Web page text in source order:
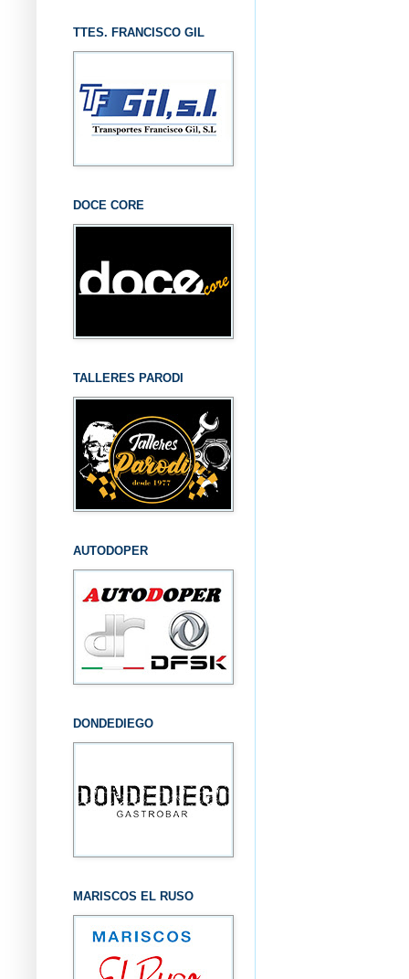
TTES. FRANCISCO GIL
DOCE CORE
TALLERES PARODI
AUTODOPER
DONDEDIEGO
MARISCOS EL RUSO